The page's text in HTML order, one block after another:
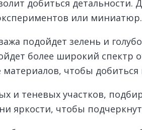
добиться
или миниатюр.
подойдет зелень и
более широкий
чтобы добиться
и теневых участков,
яркости, чтобы